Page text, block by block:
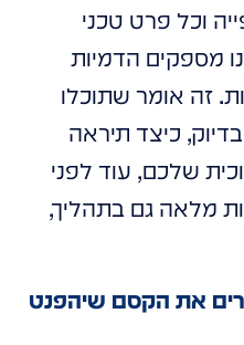
וכל פרט טכני
מספקים הדמיות
זה אומר שתוכלו
כיצד תיראה
שלכם, עוד לפני
מלאה גם בתהליך,
את הקסם שיהפנט